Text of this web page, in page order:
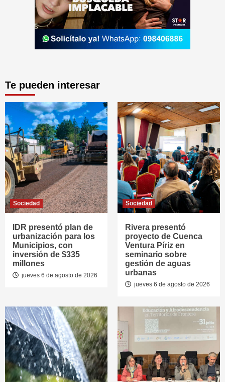
Te pueden interesar
Sociedad
IDR presentó plan de
urbanización para los
Municipios, con
inversión de $335
millones
jueves 6 de agosto de 2026
Sociedad
Rivera presentó
proyecto de Cuenca
Ventura Píriz en
seminario sobre
gestión de aguas
urbanas
jueves 6 de agosto de 2026